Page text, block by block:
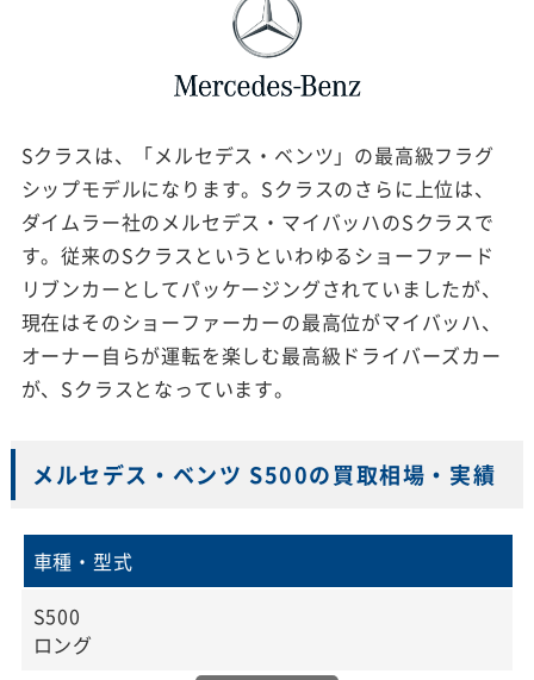
Sクラスは、「メルセデス・ベンツ」の最高級フラグ
シップモデルになります。Sクラスのさらに上位は、
ダイムラー社のメルセデス・マイバッハのSクラスで
す。従来のSクラスというといわゆるショーファード
リブンカーとしてパッケージングされていましたが、
現在はそのショーファーカーの最高位がマイバッハ、
オーナー自らが運転を楽しむ最高級ドライバーズカー
が、Sクラスとなっています。
メルセデス・ベンツ S500の買取相場・実績
車種・型式
S500
ロング